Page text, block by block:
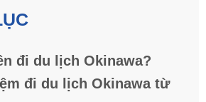
đi du lịch Okinawa?
đi du lịch Okinawa từ